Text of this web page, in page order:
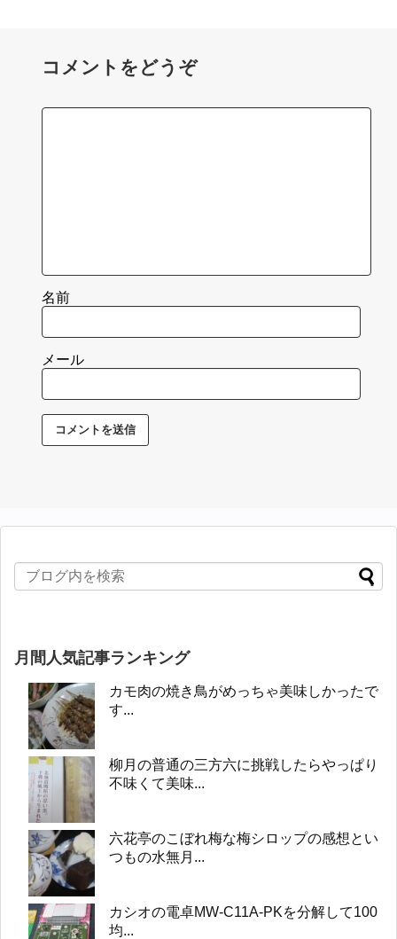
コメントをどうぞ
名前
メール
月間人気記事ランキング
カモ肉の焼き鳥がめっちゃ美味しかったで
す...
柳月の普通の三方六に挑戦したらやっぱり
不味くて美味...
六花亭のこぼれ梅な梅シロップの感想とい
つもの水無月...
カシオの電卓MW-C11A-PKを分解して100
均...